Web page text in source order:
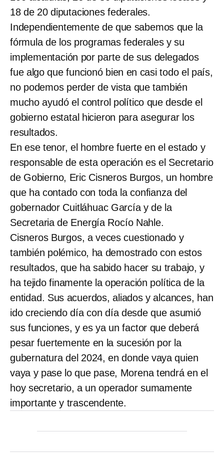
18 de 20 diputaciones federales.
Independientemente de que sabemos que la
fórmula de los programas federales y su
implementación por parte de sus delegados
fue algo que funcionó bien en casi todo el país,
no podemos perder de vista que también
mucho ayudó el control político que desde el
gobierno estatal hicieron para asegurar los
resultados.
En ese tenor, el hombre fuerte en el estado y
responsable de esta operación es el Secretario
de Gobierno, Eric Cisneros Burgos, un hombre
que ha contado con toda la confianza del
gobernador Cuitláhuac García y de la
Secretaria de Energía Rocío Nahle.
Cisneros Burgos, a veces cuestionado y
también polémico, ha demostrado con estos
resultados, que ha sabido hacer su trabajo, y
ha tejido finamente la operación política de la
entidad. Sus acuerdos, aliados y alcances, han
ido creciendo día con día desde que asumió
sus funciones, y es ya un factor que deberá
pesar fuertemente en la sucesión por la
gubernatura del 2024, en donde vaya quien
vaya y pase lo que pase, Morena tendrá en el
hoy secretario, a un operador sumamente
importante y trascendente.